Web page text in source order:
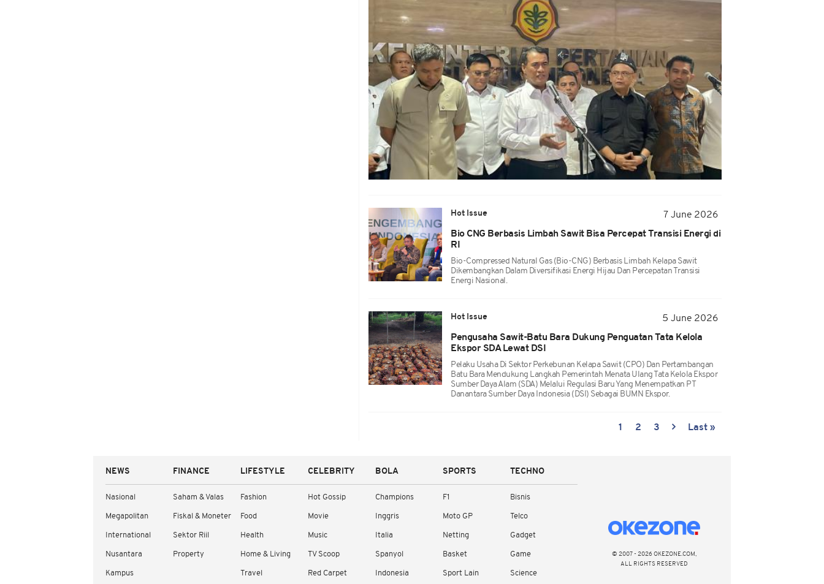
Hot Issue
7 June 2026
Bio CNG Berbasis Limbah Sawit Bisa Percepat Transisi Energi di
RI
Bio-Compressed Natural Gas (Bio-CNG) Berbasis Limbah Kelapa Sawit
Dikembangkan Dalam Diversifikasi Energi Hijau Dan Percepatan Transisi
Energi Nasional.
Hot Issue
5 June 2026
Pengusaha Sawit-Batu Bara Dukung Penguatan Tata Kelola
Ekspor SDA Lewat DSI
Pelaku Usaha Di Sektor Perkebunan Kelapa Sawit (CPO) Dan Pertambangan
Batu Bara Mendukung Langkah Pemerintah Menata Ulang Tata Kelola Ekspor
Sumber Daya Alam (SDA) Melalui Regulasi Baru Yang Menempatkan PT
Danantara Sumber Daya Indonesia (DSI) Sebagai BUMN Ekspor.
1 2 3 Last »
NEWS
Nasional
Megapolitan
International
Nusantara
Kampus
FINANCE
Saham & Valas
Fiskal & Moneter
Sektor Riil
Property
LIFESTYLE
Fashion
Food
Health
Home & Living
Travel
CELEBRITY
Hot Gossip
Movie
Music
TV Scoop
Red Carpet
BOLA
Champions
Inggris
Italia
Spanyol
Indonesia
SPORTS
F1
Moto GP
Netting
Basket
Sport Lain
TECHNO
Bisnis
Telco
Gadget
Game
Science
© 2007 - 2026 OKEZONE.COM,
ALL RIGHTS RESERVED